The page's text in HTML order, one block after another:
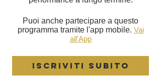
Puoi anche partecipare a questo
programma tramite l'app mobile. Vai
all'App
Iscriviti subito